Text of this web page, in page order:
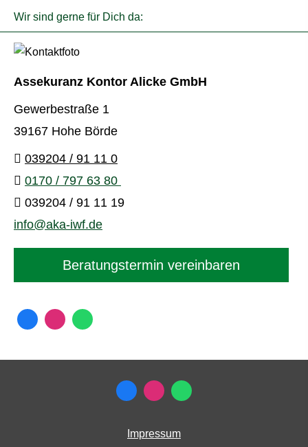
Wir sind gerne für Dich da:
Assekuranz Kontor Alicke GmbH
Gewerbestraße 1
39167 Hohe Börde
039204 / 91 11 0
0170 / 797 63 80
039204 / 91 11 19
info@aka-iwf.de
Beratungstermin vereinbaren
Impressum